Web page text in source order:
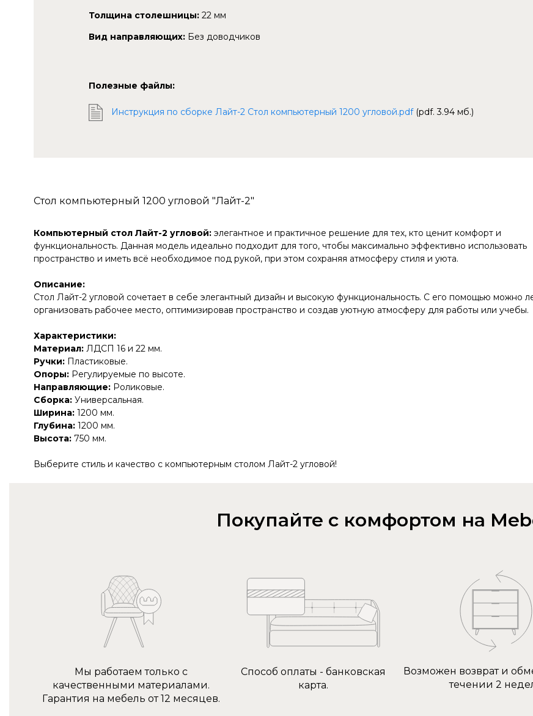
Стол компьютерный 1200 угловой "Лайт-2"
Толщина столешницы: 22 мм
Вид направляющих: Без доводчиков
Полезные файлы:
Инструкция по сборке Лайт-2 Стол компьютерный 1200 угловой.pdf (pdf. 3.94 мб.)
Компьютерный стол Лайт-2 угловой: элегантное и практичное решение для тех, кто ценит комфорт и
функциональность. Данная модель идеально подходит для того, чтобы максимально эффективно использовать
пространство и иметь всё необходимое под рукой, при этом сохраняя атмосферу стиля и уюта.
Описание:
Стол Лайт-2 угловой сочетает в себе элегантный дизайн и высокую функциональность. С его помощью можно
организовать рабочее место, оптимизировав пространство и создав уютную атмосферу для работы или учебы.
Характеристики:
Материал: ЛДСП 16 и 22 мм.
Ручки: Пластиковые.
Опоры: Регулируемые по высоте.
Направляющие: Роликовые.
Сборка: Универсальная.
Ширина: 1200 мм.
Глубина: 1200 мм.
Высота: 750 мм.
Выберите стиль и качество с компьютерным столом Лайт-2 угловой!
Покупайте с комфортом на
Мы работаем только с
качественными материалами.
Гарантия на мебель от 12 месяцев.
Способ оплаты - банковская
карта.
Возможен возврат и
течении 2